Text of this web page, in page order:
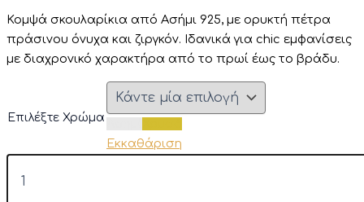
Κομψά σκουλαρίκια από Ασήμι 925, με ορυκτή πέτρα
πράσινου όνυχα και ζιργκόν. Ιδανικά για chic εμφανίσεις
με διαχρονικό χαρακτήρα από το πρωί έως το βράδυ.
Επιλέξτε Χρώμα
Εκκαθάριση
"Verde
Chic"